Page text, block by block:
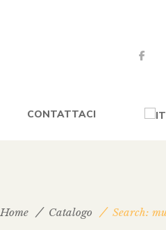
CONTATTACI
Home Catalogo Search: